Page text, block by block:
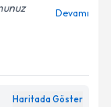
Devamı
Haritada Göster